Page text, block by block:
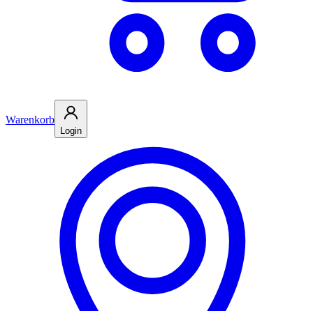
Warenkorb
Login